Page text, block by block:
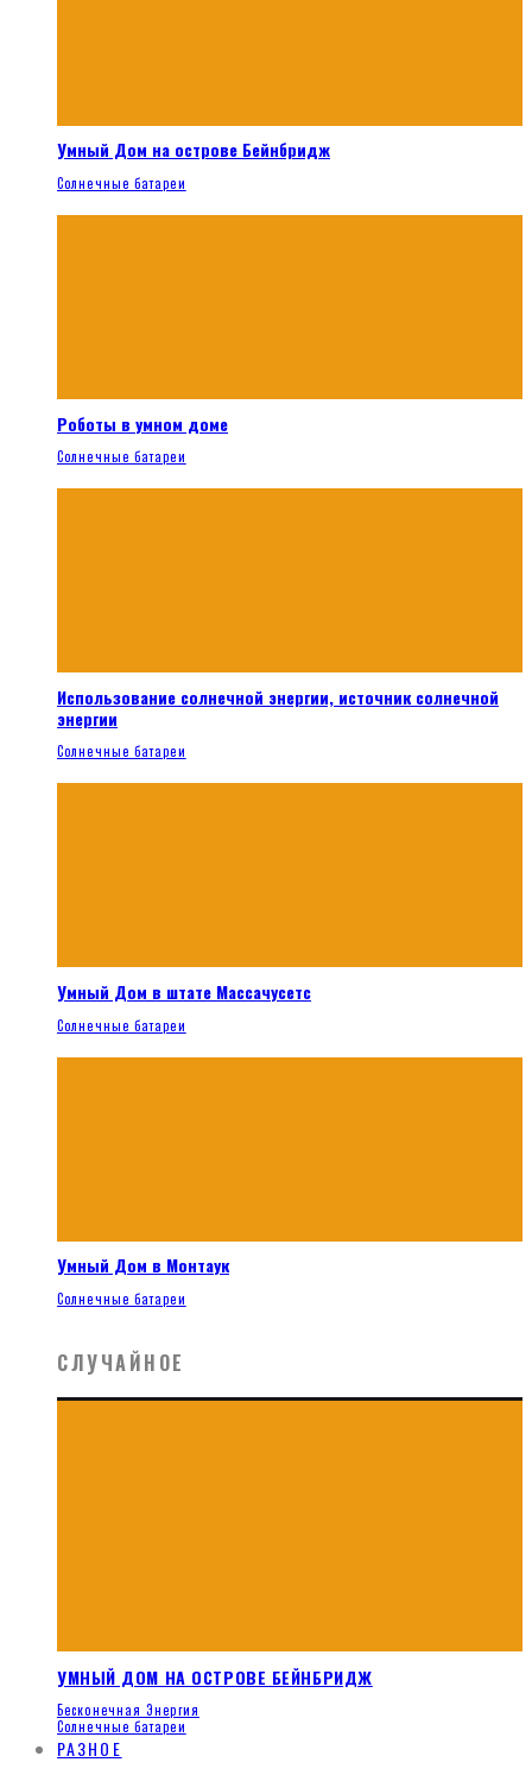
Умный Дом на острове Бейнбридж
Солнечные батареи
Роботы в умном доме
Солнечные батареи
Использование солнечной энергии, источник солнечной
энергии
Солнечные батареи
Умный Дом в штате Массачусетс
Солнечные батареи
Умный Дом в Монтаук
Солнечные батареи
СЛУЧАЙНОЕ
УМНЫЙ ДОМ НА ОСТРОВЕ БЕЙНБРИДЖ
Бесконечная Энергия
Солнечные батареи
РАЗНОЕ